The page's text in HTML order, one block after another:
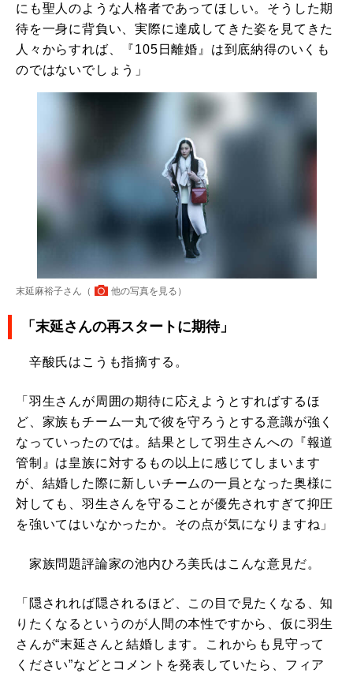
にも聖人のような人格者であってほしい。そうした期
待を一身に背負い、実際に達成してきた姿を見てきた
人々からすれば、『105日離婚』は到底納得のいくも
のではないでしょう」
末延麻裕子さん（ 他の写真を見る ）
「末延さんの再スタートに期待」
辛酸氏はこうも指摘する。
「羽生さんが周囲の期待に応えようとすればするほ
ど、家族もチーム一丸で彼を守ろうとする意識が強く
なっていったのでは。結果として羽生さんへの『報道
管制』は皇族に対するもの以上に感じてしまいます
が、結婚した際に新しいチームの一員となった奥様に
対しても、羽生さんを守ることが優先されすぎて抑圧
を強いてはいなかったか。その点が気になりますね」
家族問題評論家の池内ひろ美氏はこんな意見だ。
「隠されれば隠されるほど、この目で見たくなる、知
りたくなるというのが人間の本性ですから、仮に羽生
さんが“末延さんと結婚します。これからも見守って
ください”などとコメントを発表していたら、フィア